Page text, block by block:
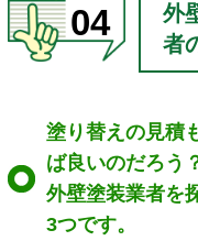
04
外
者
塗り替えの見積
ば良いのだろう
外壁塗装業者を
3つです。